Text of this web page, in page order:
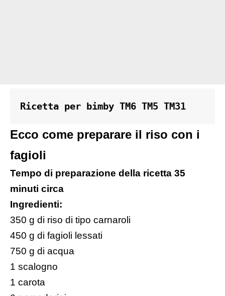
Ricetta per bimby TM6 TM5 TM31
Ecco come preparare il riso con i
fagioli
Tempo di preparazione della ricetta 35
minuti circa
Ingredienti:
350 g di riso di tipo carnaroli
450 g di fagioli lessati
750 g di acqua
1 scalogno
1 carota